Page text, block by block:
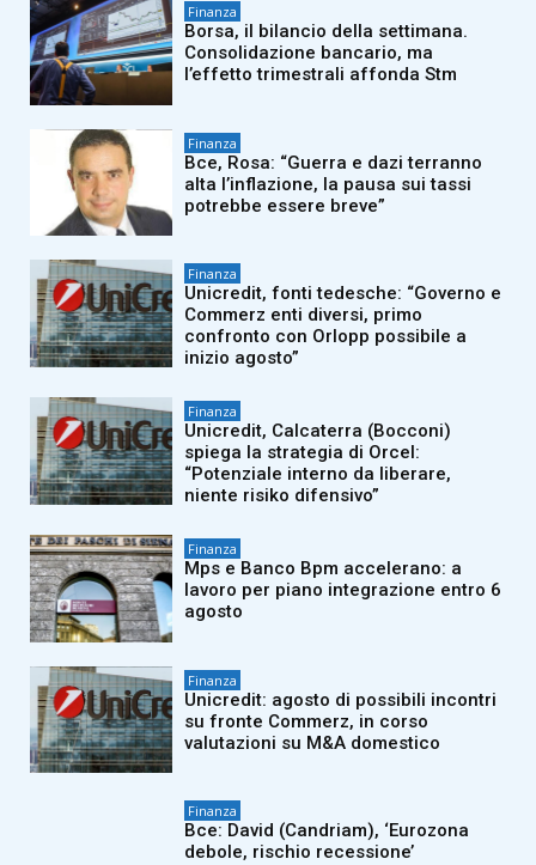
Finanza
Borsa, il bilancio della settimana.
Consolidazione bancario, ma
l’effetto trimestrali affonda Stm
Finanza
Bce, Rosa: “Guerra e dazi terranno
alta l’inflazione, la pausa sui tassi
potrebbe essere breve”
Finanza
Unicredit, fonti tedesche: “Governo e
Commerz enti diversi, primo
confronto con Orlopp possibile a
inizio agosto”
Finanza
Unicredit, Calcaterra (Bocconi)
spiega la strategia di Orcel:
“Potenziale interno da liberare,
niente risiko difensivo”
Finanza
Mps e Banco Bpm accelerano: a
lavoro per piano integrazione entro 6
agosto
Finanza
Unicredit: agosto di possibili incontri
su fronte Commerz, in corso
valutazioni su M&A domestico
Finanza
Bce: David (Candriam), ‘Eurozona
debole, rischio recessione’